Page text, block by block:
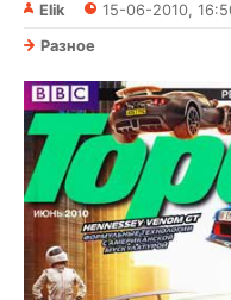
Elik 15-06-2010,
Разное